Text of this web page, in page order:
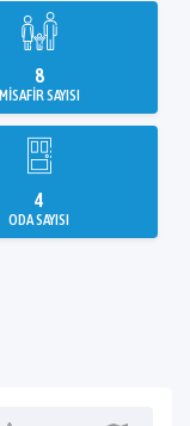
8
MISAFIR SAYISI
4
ODA SAYISI